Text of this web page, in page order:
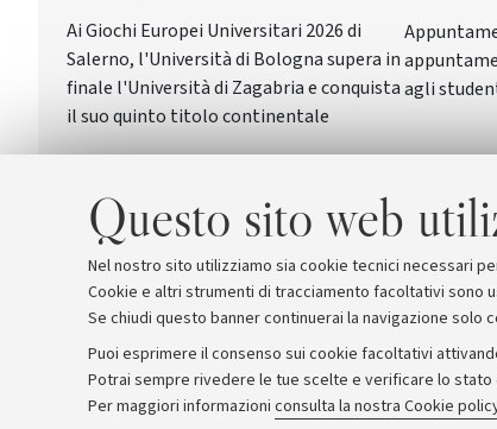
Questo sito web
Nel nostro sito utilizziamo sia cookie tecnici necessari
Cookie e altri strumenti di tracciamento facoltativi sono
Se chiudi questo banner continuerai la navigazione solo
Puoi esprimere il consenso sui cookie facoltativi
Potrai sempre rivedere le tue scelte e verificare lo
Per maggiori informazioni consulta la nostra Cookie
Ai Giochi Europei Universitari 2026 di
Salerno, l'Università di Bologna supera in
finale l'Università di Zagabria e conquista
il suo quinto titolo continentale
agli
Archivio Comunicati stampa Redazione